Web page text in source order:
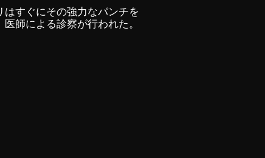
すぐにその強力なパンチを
師による診察が行われた。